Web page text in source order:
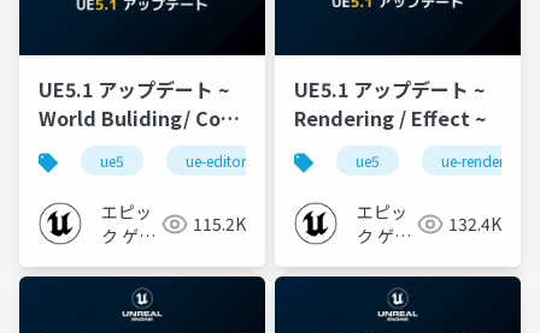
UE5.1 アップデート ~
World Buliding/ Core
~
ue5 ue-editor ue-environment ue-
エピッ
ク ゲー
ャパン
115.2K
UE5.1 アップデート ~
Rendering / Effect ~
ue5 ue-rendering
エピッ
ク ゲー
ャパン
132.4K